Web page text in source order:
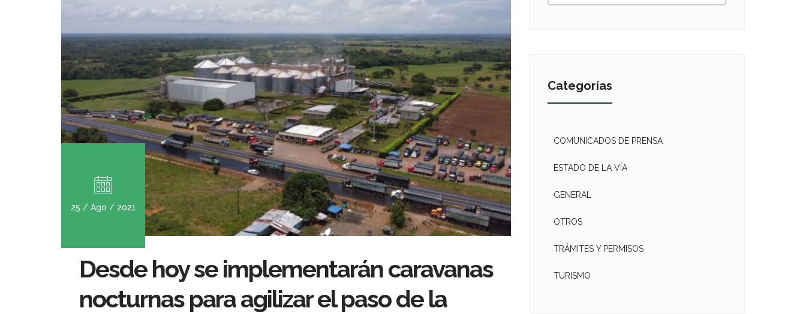
25 / Ago / 2021
Desde hoy se implementarán caravanas
nocturnas para agilizar el paso de la
Categorías
COMUNICADOS DE PRENSA
ESTADO DE LA VÍA
GENERAL
OTROS
TRÁMITES Y PERMISOS
TURISMO